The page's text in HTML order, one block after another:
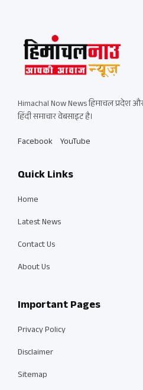
Himachal Now News हिमाचल प्रदेश
हिंदी समाचार वेबसाइट है।
Facebook YouTube
Quick Links
Home
Latest News
Contact Us
About Us
Important Pages
Privacy Policy
Disclaimer
Sitemap